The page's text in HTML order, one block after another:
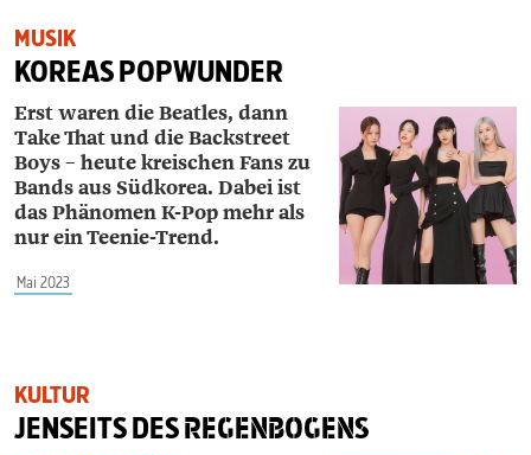
MUSIK
KOREAS POPWUNDER
Erst waren die Beatles, dann
Take That und die Backstreet
Boys – heute kreischen Fans zu
Bands aus Südkorea. Dabei ist
das Phänomen K-Pop mehr als
nur ein Teenie-Trend.
Mai 2023
KULTUR
JENSEITS DESREGENBOGENS